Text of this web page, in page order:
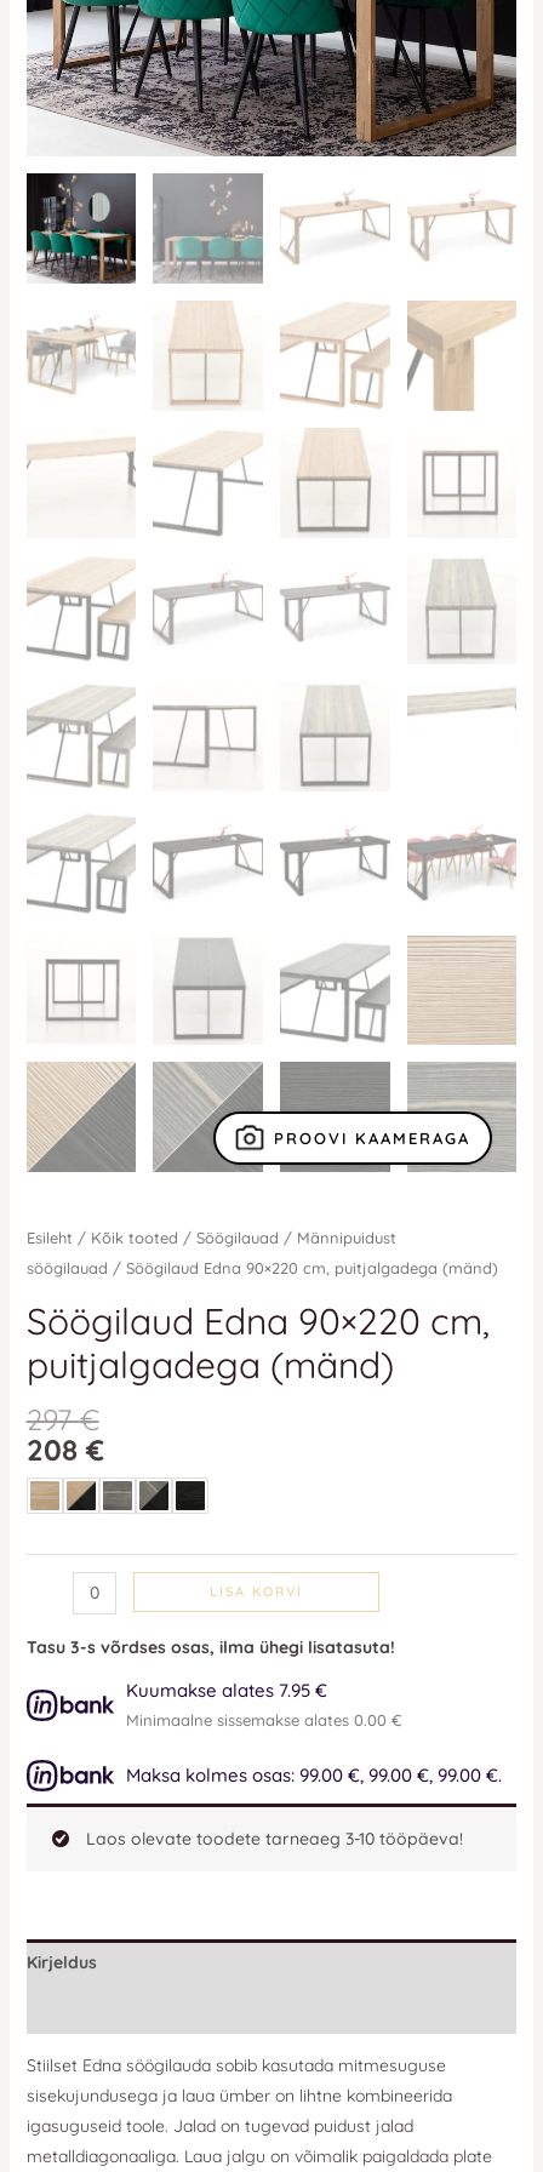
PROOVI KAAMERAGA
Esileht / Kõik tooted / Söögilauad / Männipuidust
söögilauad / Söögilaud Edna 90×220 cm, puitjalgadega (mänd)
Söögilaud Edna 90×220 cm,
puitjalgadega (mänd)
297€
208€
LISA KORVI
Tasu 3-s võrdses osas, ilma ühegi lisatasuta!
Kuumakse alates 7.95 €
Minimaalne sissemakse alates 0.00 €
Maksa kolmes osas: 99.00 €, 99.00 €, 99.00 €.
Laos olevate toodete tarneaeg 3-10 tööpäeva!
Kirjeldus
Stiilset Edna söögilauda sobib kasutada mitmesuguse
sisekujundusega ja laua ümber on lihtne kombineerida
igasuguseid toole. Jalad on tugevad puidust jalad
metalldiagonaaliga. Laua jalgu on võimalik paigaldada plate